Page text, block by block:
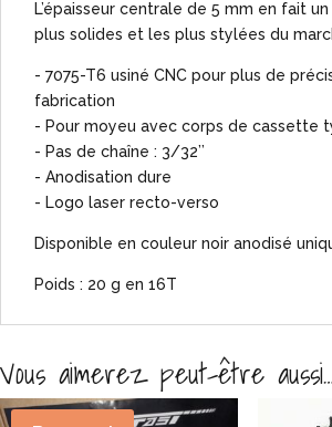
L’épaisseur centrale de 5 mm en fait
plus solides et les plus stylées du
- 7075-T6 usiné CNC pour plus de
fabrication
- Pour moyeu avec corps de cassette
- Pas de chaîne : 3/32’’
- Anodisation dure
- Logo laser recto-verso
Disponible en couleur noir anodisé
Poids : 20 g en 16T
Vous aimerez peut-être